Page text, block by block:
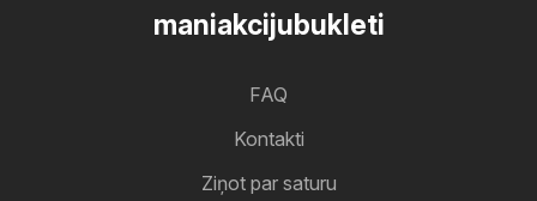
maniakcijubukleti
FAQ
Kontakti
Ziņot par saturu